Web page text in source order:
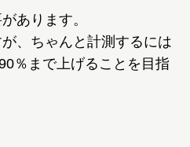
あります。
、ちゃんと計測するには
％まで上げることを目指